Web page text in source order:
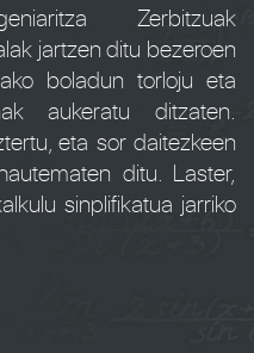
Zerbitzuak
jartzen ditu bezeroen
boladun torloju eta
aukeratu ditzaten.
eta sor daitezkeen
ditu. Laster,
sinplifikatua jarriko